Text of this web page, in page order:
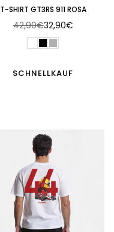
T-SHIRT GT3RS 911 ROSA
Normaler
Preis
42,90€32,90€
SCHNELLKAUF